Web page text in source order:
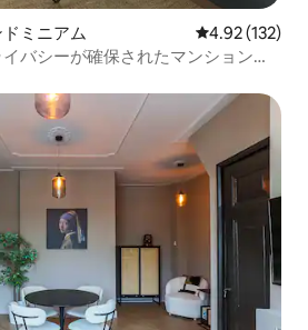
ミニアム レビュー132
4.92 (132)
バシーが確保されたマンション・